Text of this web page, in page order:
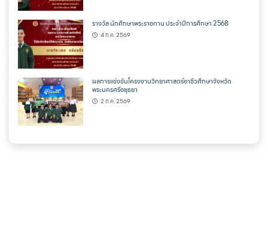
รางวัล นักศึกษาพระราชทาน ประจำปีการศึกษา 2568
4 ก.ค. 2569
ผลการแข่งขันโครงงานวิทยาศาสตร์อาชีวศึกษาจังหวัด
พระนครศรีอยุธยา
2 ก.ค. 2569